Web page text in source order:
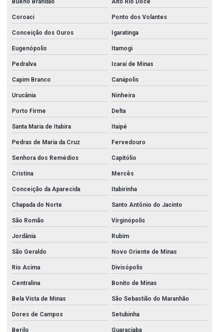
Coroaci Ponto dos Volantes
Conceição dos Ouros Igaratinga
Eugenópolis Itamogi
Pedralva Icaraí de Minas
Capim Branco Canápolis
Urucânia Ninheira
Porto Firme Delta
Santa Maria de Itabira Itaipé
Pedras de Maria da Cruz Fervedouro
Senhora dos Remédios Capitólio
Cristina Mercês
Conceição da Aparecida Itabirinha
Chapada do Norte Santo Antônio do Jacinto
São Romão Virginópolis
Jordânia Rubim
São Geraldo Novo Oriente de Minas
Rio Acima Divisópolis
Centralina Bonito de Minas
Bela Vista de Minas São Sebastião do Maranhão
Dores de Campos Setubinha
Berilo Guaraciaba